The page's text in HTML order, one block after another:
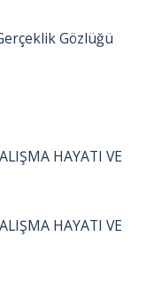
Gözlüğü
HAYATI VE
HAYATI VE